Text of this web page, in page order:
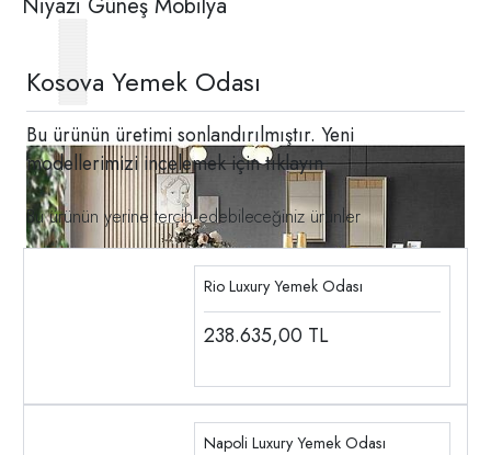
Kosova Yemek Odası
Bu ürünün üretimi sonlandırılmıştır. Yeni
modellerimizi incelemek içintıklayın
Bu ürünün yerine tercih edebileceğiniz ürünler
Rio Luxury Yemek Odası
238.635,00 TL
Napoli Luxury Yemek Odası